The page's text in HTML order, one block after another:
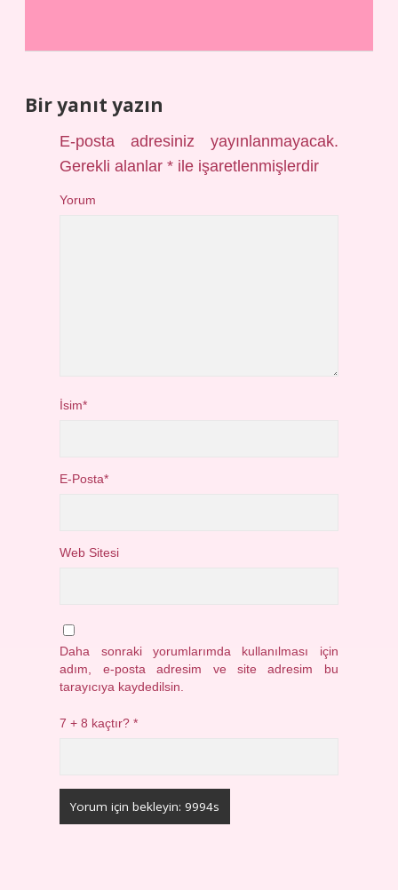
Bir yanıt yazın
E-posta adresiniz yayınlanmayacak.
Gerekli alanlar* ile işaretlenmişlerdir
Yorum
İsim*
E-Posta*
Web Sitesi
Daha sonraki yorumlarımda kullanılması için
adım, e-posta adresim ve site adresim bu
tarayıcıya kaydedilsin.
7 + 8 kaçtır?*